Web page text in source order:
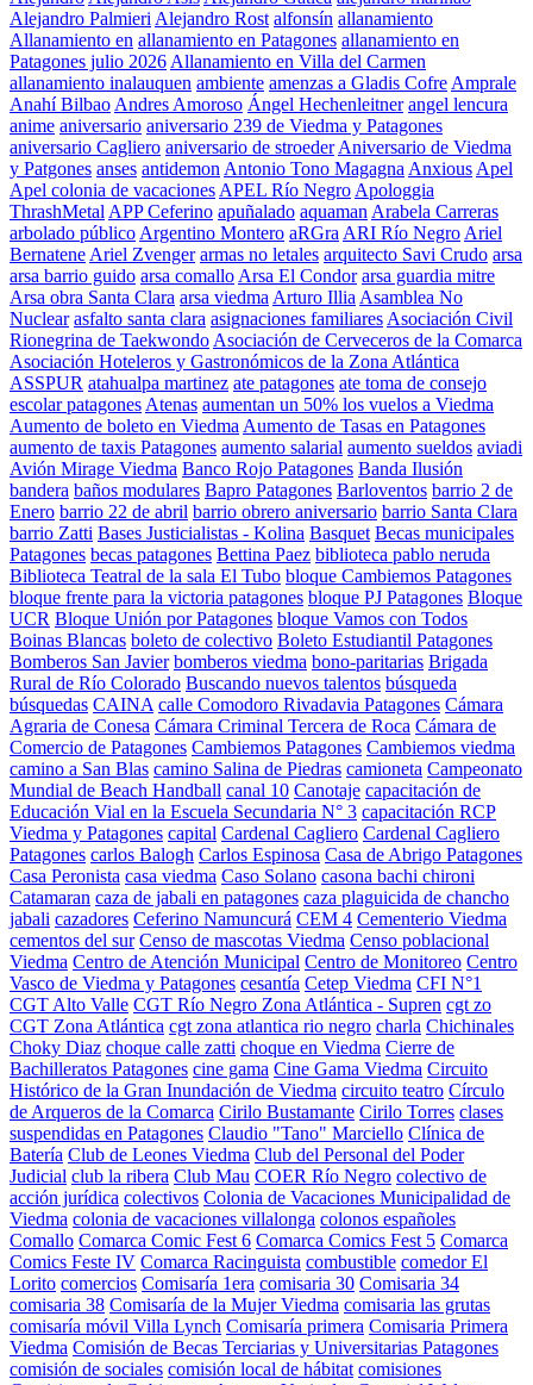
Alejandro Palmieri Alejandro Rost alfonsín allanamiento
Allanamiento en allanamiento en Patagones allanamiento en
Patagones julio 2026 Allanamiento en Villa del Carmen
allanamiento inalauquen ambiente amenzas a Gladis Cofre Amprale
Anahí Bilbao Andres Amoroso Ángel Hechenleitner angel lencura
anime aniversario aniversario 239 de Viedma y Patagones
aniversario Cagliero aniversario de stroeder Aniversario de Viedma
y Patgones anses antidemon Antonio Tono Magagna Anxious Apel
Apel colonia de vacaciones APEL Río Negro Apologgia
ThrashMetal APP Ceferino apuñalado aquaman Arabela Carreras
arbolado público Argentino Montero aRGra ARI Río Negro Ariel
Bernatene Ariel Zvenger armas no letales arquitecto Savi Crudo arsa
arsa barrio guido arsa comallo Arsa El Condor arsa guardia mitre
Arsa obra Santa Clara arsa viedma Arturo Illia Asamblea No
Nuclear asfalto santa clara asignaciones familiares Asociación Civil
Rionegrina de Taekwondo Asociación de Cerveceros de la Comarca
Asociación Hoteleros y Gastronómicos de la Zona Atlántica
ASSPUR atahualpa martinez ate patagones ate toma de consejo
escolar patagones Atenas aumentan un 50% los vuelos a Viedma
Aumento de boleto en Viedma Aumento de Tasas en Patagones
aumento de taxis Patagones aumento salarial aumento sueldos aviadi
Avión Mirage Viedma Banco Rojo Patagones Banda Ilusión
bandera baños modulares Bapro Patagones Barloventos barrio 2 de
Enero barrio 22 de abril barrio obrero aniversario barrio Santa Clara
barrio Zatti Bases Justicialistas - Kolina Basquet Becas municipales
Patagones becas patagones Bettina Paez biblioteca pablo neruda
Biblioteca Teatral de la sala El Tubo bloque Cambiemos Patagones
bloque frente para la victoria patagones bloque PJ Patagones Bloque
UCR Bloque Unión por Patagones bloque Vamos con Todos
Boinas Blancas boleto de colectivo Boleto Estudiantil Patagones
Bomberos San Javier bomberos viedma bono-paritarias Brigada
Rural de Río Colorado Buscando nuevos talentos búsqueda
búsquedas CAINA calle Comodoro Rivadavia Patagones Cámara
Agraria de Conesa Cámara Criminal Tercera de Roca Cámara de
Comercio de Patagones Cambiemos Patagones Cambiemos viedma
camino a San Blas camino Salina de Piedras camioneta Campeonato
Mundial de Beach Handball canal 10 Canotaje capacitación de
Educación Vial en la Escuela Secundaria N° 3 capacitación RCP
Viedma y Patagones capital Cardenal Cagliero Cardenal Cagliero
Patagones carlos Balogh Carlos Espinosa Casa de Abrigo Patagones
Casa Peronista casa viedma Caso Solano casona bachi chironi
Catamaran caza de jabali en patagones caza plaguicida de chancho
jabali cazadores Ceferino Namuncurá CEM 4 Cementerio Viedma
cementos del sur Censo de mascotas Viedma Censo poblacional
Viedma Centro de Atención Municipal Centro de Monitoreo Centro
Vasco de Viedma y Patagones cesantía Cetep Viedma CFI N°1
CGT Alto Valle CGT Río Negro Zona Atlántica - Supren cgt zo
CGT Zona Atlántica cgt zona atlantica rio negro charla Chichinales
Choky Diaz choque calle zatti choque en Viedma Cierre de
Bachilleratos Patagones cine gama Cine Gama Viedma Circuito
Histórico de la Gran Inundación de Viedma circuito teatro Círculo
de Arqueros de la Comarca Cirilo Bustamante Cirilo Torres clases
suspendidas en Patagones Claudio "Tano" Marciello Clínica de
Batería Club de Leones Viedma Club del Personal del Poder
Judicial club la ribera Club Mau COER Río Negro colectivo de
acción jurídica colectivos Colonia de Vacaciones Municipalidad de
Viedma colonia de vacaciones villalonga colonos españoles
Comallo Comarca Comic Fest 6 Comarca Comics Fest 5 Comarca
Comics Feste IV Comarca Racinguista combustible comedor El
Lorito comercios Comisaría 1era comisaria 30 Comisaria 34
comisaria 38 Comisaría de la Mujer Viedma comisaria las grutas
comisaría móvil Villa Lynch Comisaría primera Comisaria Primera
Viedma Comisión de Becas Terciarias y Universitarias Patagones
comisión de sociales comisión local de hábitat comisiones